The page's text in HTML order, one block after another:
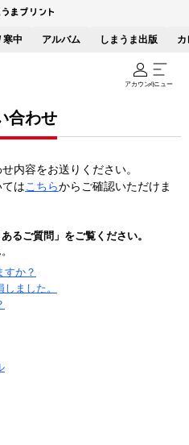
寒中 アルバム しまうま出版 カ
アカウントメニュー
合わせ
内容をお送りください。
はこちらからご確認いただけま
るご質問」をご覧ください。
か？
ました。